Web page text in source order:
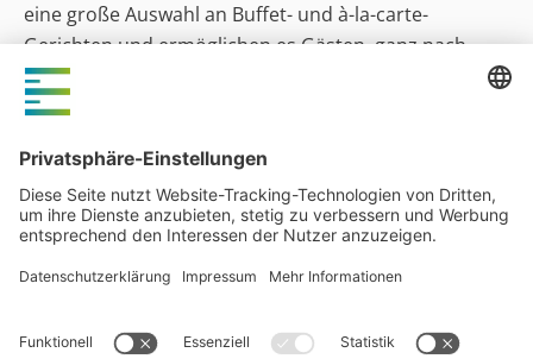
eine große Auswahl an Buffet- und à-la-carte-
Gerichten und ermöglichen es Gästen, ganz nach
ihrem Geschmack zu schlemmen oder im Apartment
selbst zu kochen.
BEECH Resort Fleesensee